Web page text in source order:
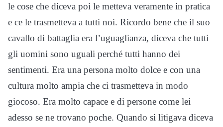
le cose che diceva poi le metteva veramente in pratica
e ce le trasmetteva a tutti noi. Ricordo bene che il suo
cavallo di battaglia era l’uguaglianza, diceva che tutti
gli uomini sono uguali perché tutti hanno dei
sentimenti. Era una persona molto dolce e con una
cultura molto ampia che ci trasmetteva in modo
giocoso. Era molto capace e di persone come lei
adesso se ne trovano poche. Quando si litigava diceva